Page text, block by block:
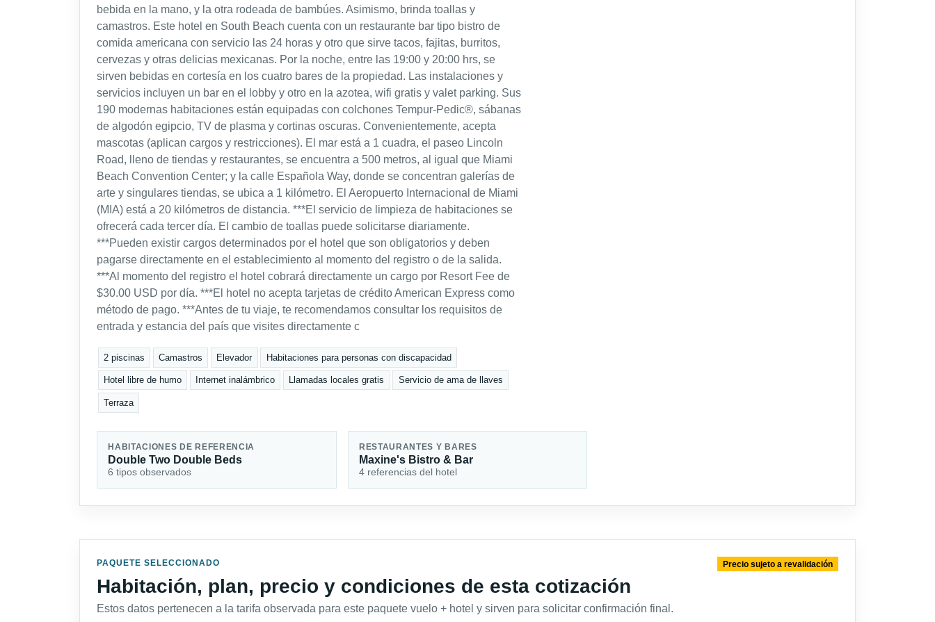
bebida en la mano, y la otra rodeada de bambúes. Asimismo, brinda toallas y
camastros. Este hotel en South Beach cuenta con un restaurante bar tipo bistro de
comida americana con servicio las 24 horas y otro que sirve tacos, fajitas, burritos,
cervezas y otras delicias mexicanas. Por la noche, entre las 19:00 y 20:00 hrs, se
sirven bebidas en cortesía en los cuatro bares de la propiedad. Las instalaciones y
servicios incluyen un bar en el lobby y otro en la azotea, wifi gratis y valet parking. Sus
190 modernas habitaciones están equipadas con colchones Tempur-Pedic®, sábanas
de algodón egipcio, TV de plasma y cortinas oscuras. Convenientemente, acepta
mascotas (aplican cargos y restricciones). El mar está a 1 cuadra, el paseo Lincoln
Road, lleno de tiendas y restaurantes, se encuentra a 500 metros, al igual que Miami
Beach Convention Center; y la calle Española Way, donde se concentran galerías de
arte y singulares tiendas, se ubica a 1 kilómetro. El Aeropuerto Internacional de Miami
(MIA) está a 20 kilómetros de distancia. ***El servicio de limpieza de habitaciones se
ofrecerá cada tercer día. El cambio de toallas puede solicitarse diariamente.
***Pueden existir cargos determinados por el hotel que son obligatorios y deben
pagarse directamente en el establecimiento al momento del registro o de la salida.
***Al momento del registro el hotel cobrará directamente un cargo por Resort Fee de
$30.00 USD por día. ***El hotel no acepta tarjetas de crédito American Express como
método de pago. ***Antes de tu viaje, te recomendamos consultar los requisitos de
entrada y estancia del país que visites directamente c
2 piscinas Camastros Elevador Habitaciones para personas con discapacidad
Hotel libre de humo Internet inalámbrico Llamadas locales gratis Servicio de ama de llaves
Terraza
HABITACIONES DE REFERENCIA
Double Two Double Beds
6 tipos observados
RESTAURANTES Y BARES
Maxine's Bistro & Bar
4 referencias del hotel
PAQUETE SELECCIONADO
Habitación, plan, precio y condiciones de esta cotización
Estos datos pertenecen a la tarifa observada para este paquete vuelo + hotel y sirven para solicitar confirmación final.
Precio sujeto a revalidación